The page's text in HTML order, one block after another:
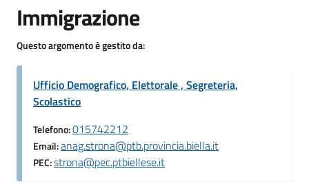
Immigrazione
Questo argomento è gestito da:
Ufficio Demografico, Elettorale , Segreteria,
Scolastico
Telefono:015742212
Email:anag.strona@ptb.provincia.biella.it
PEC:strona@pec.ptbiellese.it